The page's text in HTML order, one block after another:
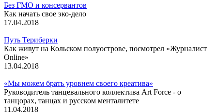
Без ГМО и консервантов
Как начать свое эко-дело
17.04.2018
Путь Териберки
Как живут на Кольском полуострове, посмотрел «Журналист
Online»
13.04.2018
«Мы можем брать уровнем своего креатива»
Руководитель танцевального коллектива Art Force - о
танцорах, танцах и русском менталитете
11.04.2018